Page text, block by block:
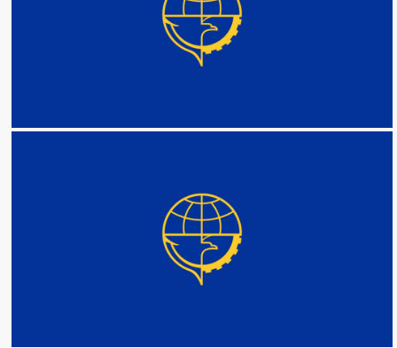
DETAIL
DETAIL